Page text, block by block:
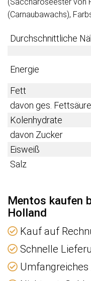
(Carnaubawachs),
Durchschnittliche
Energie
Fett
davon ges.
Kolenhydrate
davon Zucker
Eisweiß
Salz
Mentos kaufen
Holland
Kauf auf
Schnelle
Umfangreiches